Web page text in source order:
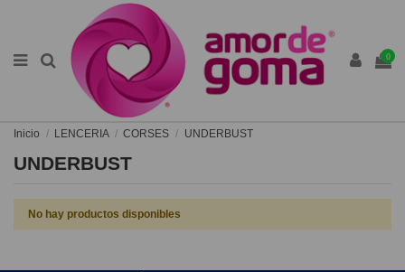
0
Inicio LENCERIA CORSES UNDERBUST
UNDERBUST
No hay productos disponibles